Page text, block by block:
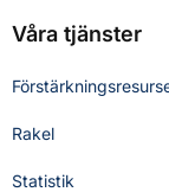
Våra tjänster
Rakel
Statistik